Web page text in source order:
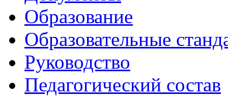
Образование
Образовательные
Руководство
Педагогический состав